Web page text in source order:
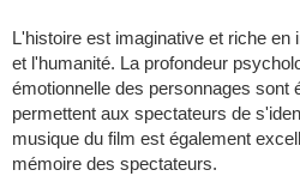
L'histoire est imaginative et riche en
et l'humanité. La profondeur
émotionnelle des personnages sont
permettent aux spectateurs de
musique du film est également
mémoire des spectateurs.